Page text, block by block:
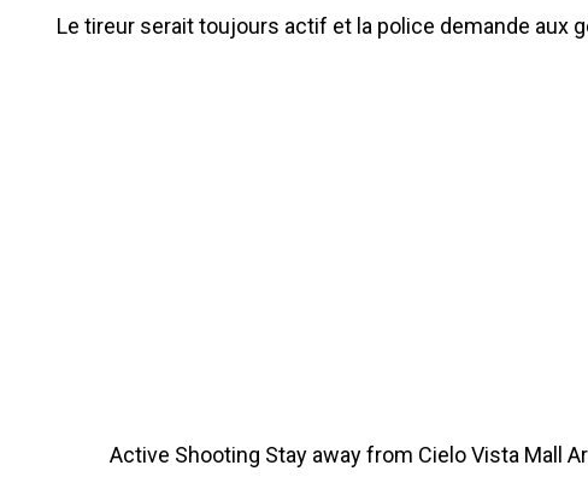
Le tireur serait toujours actif et la police demande aux
Active Shooting Stay away from Cielo Vista Mall